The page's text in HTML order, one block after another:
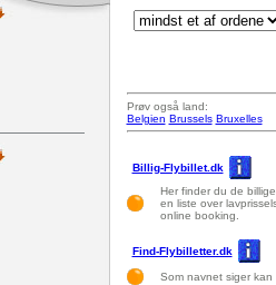
Prøv også land:
Belgien Brussels Bruxelles
Billig-Flybillet.dk
Her finder du de
en liste over
online booking.
Find-Flybilletter.dk
Som navnet siger